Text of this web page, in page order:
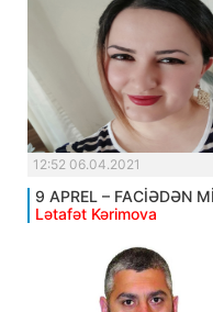
12:52 06.04.2021
9 APREL – FACİƏDƏN
Lətafət Kərimova